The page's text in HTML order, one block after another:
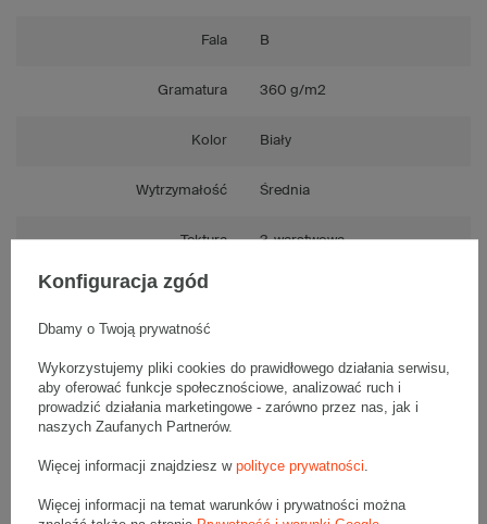
Fala B
Gramatura 360 g/m2
Kolor Biały
Wytrzymałość Średnia
Tektura 3-warstwowa
Składanie
Numer FEFCO
Konfiguracja zgód
Dbamy o Twoją prywatność
Wykorzystujemy pliki cookies do prawidłowego działania serwisu,
aby oferować funkcje społecznościowe, analizować ruch i
prowadzić działania marketingowe - zarówno przez nas, jak i
naszych Zaufanych Partnerów.
Więcej informacji znajdziesz w polityce prywatności.
Więcej informacji na temat warunków i prywatności można